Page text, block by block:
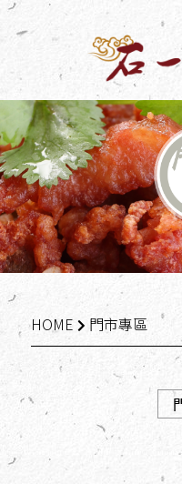
HOME 門市專區